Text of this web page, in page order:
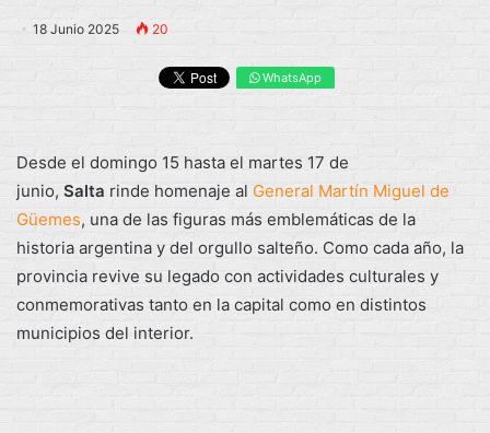
18 Junio 2025 20
WhatsApp
Desde el domingo 15 hasta el martes 17 de
junio, Salta rinde homenaje al General Martín Miguel de
Güemes, una de las figuras más emblemáticas de la
historia argentina y del orgullo salteño. Como cada año, la
provincia revive su legado con actividades culturales y
conmemorativas tanto en la capital como en distintos
municipios del interior.